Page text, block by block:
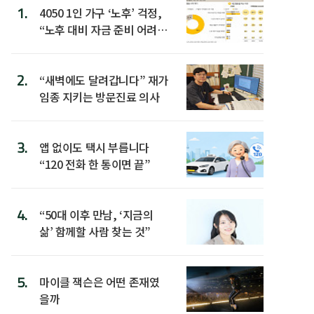
1.
4050 1인 가구 ‘노후’ 걱정,
“노후 대비 자금 준비 어려
2.
“새벽에도 달려갑니다” 재가
임종 지키는 방문진료 의사
3.
앱 없이도 택시 부릅니다
“120 전화 한 통이면 끝”
4.
“50대 이후 만남, ‘지금의
삶’ 함께할 사람 찾는 것”
5.
마이클 잭슨은 어떤 존재였
을까